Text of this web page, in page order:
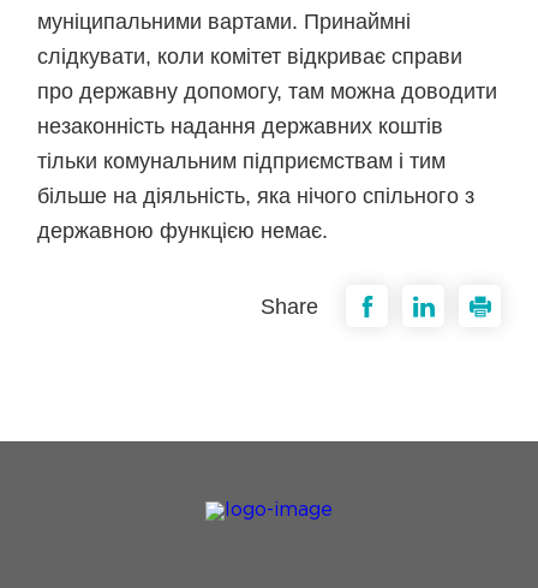
муніципальними вартами. Принаймні
слідкувати, коли комітет відкриває справи
про державну допомогу, там можна доводити
незаконність надання державних коштів
тільки комунальним підприємствам і тим
більше на діяльність, яка нічого спільного з
державною функцією немає.
Share